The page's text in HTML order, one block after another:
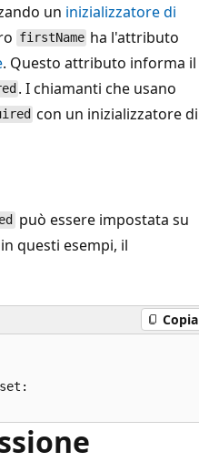
un inizializzatore di
firstName ha l'attributo
. Questo attributo informa il
. I chiamanti che usano
con un inizializzatore di
può essere impostata su
in questi esempi, il
Copia